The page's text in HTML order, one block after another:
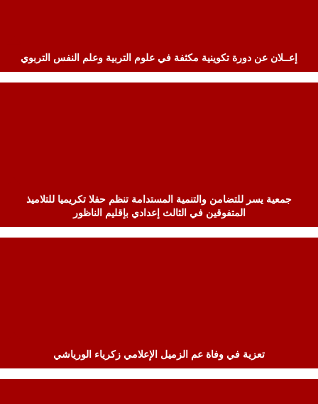
إعــلان عن دورة تكوينية مكثفة في علوم التربية وعلم النفس التربوي
جمعية يسر للتضامن والتنمية المستدامة تنظم حفلا تكريميا للتلاميذ
المتفوقين في الثالث إعدادي بإقليم الناظور
تعزية في وفاة عم الزميل الإعلامي زكرياء الورياشي